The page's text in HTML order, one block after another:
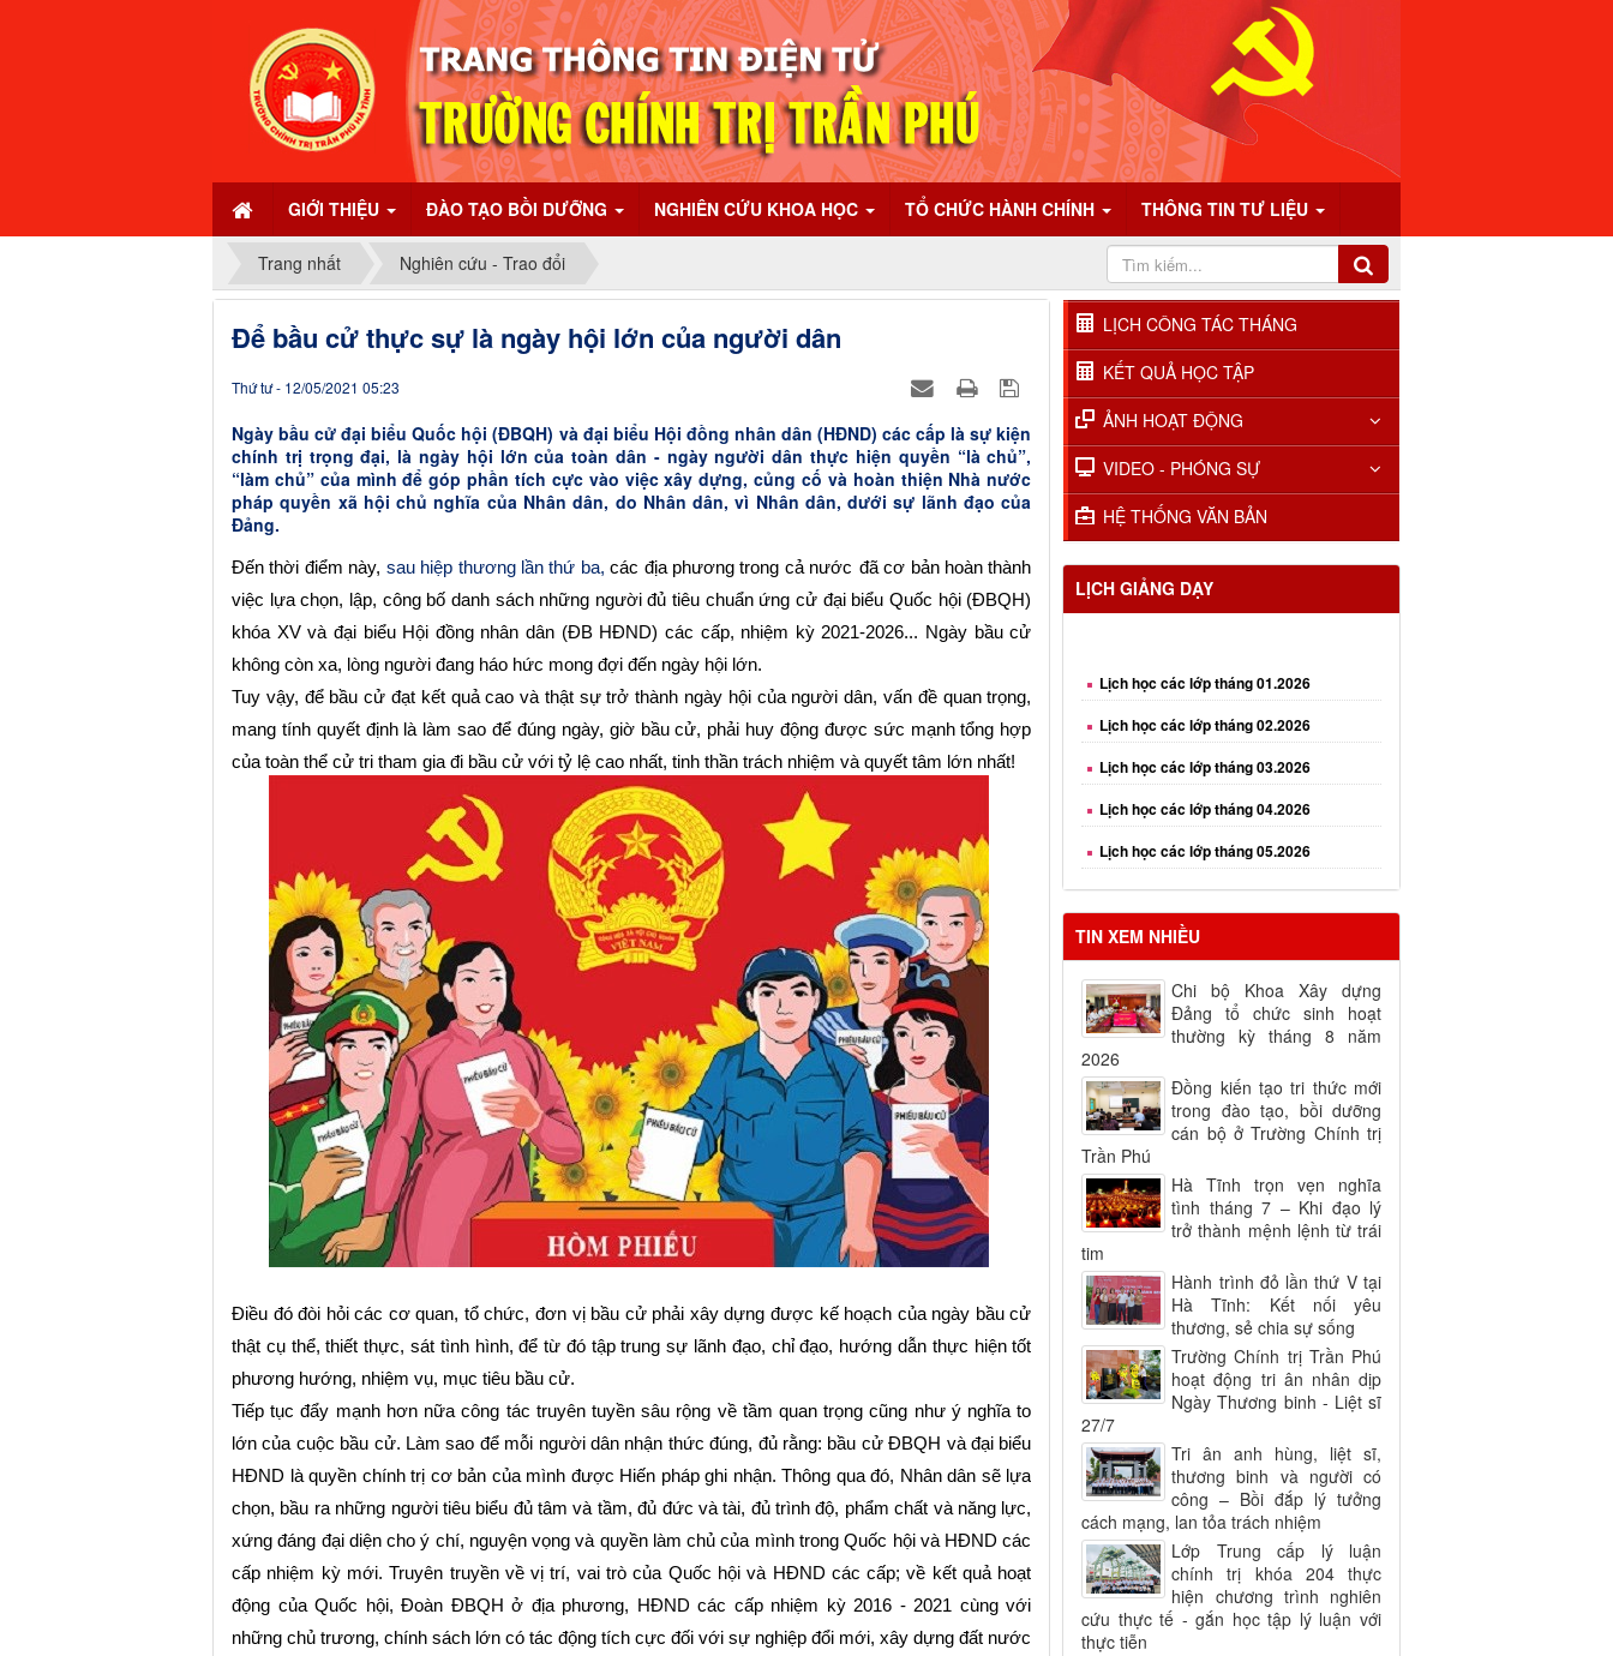
GIỚI THIỆU ĐÀO TẠO BỒI DƯỠNG NGHIÊN CỨU KHOA HỌC TỔ CHỨC HÀNH CHÍNH THÔNG TIN TƯ LIỆU
Trang nhất Nghiên cứu - Trao đổi
Để bầu cử thực sự là ngày hội lớn của người dân
Thứ tư - 12/05/2021 05:23
Ngày bầu cử đại biểu Quốc hội (ĐBQH) và đại biểu Hội đồng nhân dân (HĐND) các cấp là sự kiện
chính trị trọng đại, là ngày hội lớn của toàn dân - ngày người dân thực hiện quyền “là chủ”,
“làm chủ” của mình để góp phần tích cực vào việc xây dựng, củng cố và hoàn thiện Nhà nước
pháp quyền xã hội chủ nghĩa của Nhân dân, do Nhân dân, vì Nhân dân, dưới sự lãnh đạo của
Đảng.
Đến thời điểm này, sau hiệp thương lần thứ ba,các địa phương trong cả nước đã cơ bản hoàn thành
việc lựa chọn, lập, công bố danh sách những người đủ tiêu chuẩn ứng cử đại biểu Quốc hội (ĐBQH)
khóa XV và đại biểu Hội đồng nhân dân (ĐB HĐND) các cấp, nhiệm kỳ 2021-2026... Ngày bầu cử
không còn xa, lòng người đang háo hức mong đợi đến ngày hội lớn.
Tuy vậy, để bầu cử đạt kết quả cao và thật sự trở thành ngày hội của người dân, vấn đề quan trọng,
mang tính quyết định là làm sao để đúng ngày, giờ bầu cử, phải huy động được sức mạnh tổng hợp
của toàn thể cử tri tham gia đi bầu cử với tỷ lệ cao nhất, tinh thần trách nhiệm và quyết tâm lớn nhất!
Điều đó đòi hỏi các cơ quan, tổ chức, đơn vị bầu cử phải xây dựng được kế hoạch của ngày bầu cử
thật cụ thể, thiết thực, sát tình hình, để từ đó tập trung sự lãnh đạo, chỉ đạo, hướng dẫn thực hiện tốt
phương hướng, nhiệm vụ, mục tiêu bầu cử.
Tiếp tục đẩy mạnh hơn nữa công tác truyên tuyền sâu rộng về tầm quan trọng cũng như ý nghĩa to
lớn của cuộc bầu cử. Làm sao để mỗi người dân nhận thức đúng, đủ rằng: bầu cử ĐBQH và đại biểu
HĐND là quyền chính trị cơ bản của mình được Hiến pháp ghi nhận. Thông qua đó, Nhân dân sẽ lựa
chọn, bầu ra những người tiêu biểu đủ tâm và tầm, đủ đức và tài, đủ trình độ, phẩm chất và năng lực,
xứng đáng đại diện cho ý chí, nguyện vọng và quyền làm chủ của mình trong Quốc hội và HĐND các
cấp nhiệm kỳ mới. Truyên truyền về vị trí, vai trò của Quốc hội và HĐND các cấp; về kết quả hoạt
động của Quốc hội, Đoàn ĐBQH ở địa phương, HĐND các cấp nhiệm kỳ 2016 - 2021 cùng với
những chủ trương, chính sách lớn có tác động tích cực đối với sự nghiệp đổi mới, xây dựng đất nước
LỊCH CÔNG TÁC THÁNG
KẾT QUẢ HỌC TẬP
ẢNH HOẠT ĐỘNG
VIDEO - PHÓNG SỰ
HỆ THỐNG VĂN BẢN
LỊCH GIẢNG DẠY
Lịch học các lớp tháng 02.2026
Lịch học các lớp tháng 03.2026
Lịch học các lớp tháng 04.2026
Lịch học các lớp tháng 05.2026
Lịch học các lớp tháng 06.2026
TIN XEM NHIỀU
Chi bộ Khoa Xây dựng
Đảng tổ chức sinh hoạt
thường kỳ tháng 8 năm
2026
Đồng kiến tạo tri thức mới
trong đào tạo, bồi dưỡng
cán bộ ở Trường Chính trị
Trần Phú
Hà Tĩnh trọn vẹn nghĩa
tình tháng 7 – Khi đạo lý
trở thành mệnh lệnh từ trái
tim
Hành trình đỏ lần thứ V tại
Hà Tĩnh: Kết nối yêu
thương, sẻ chia sự sống
Trường Chính trị Trần Phú
hoạt động tri ân nhân dịp
Ngày Thương binh - Liệt sĩ
27/7
Tri ân anh hùng, liệt sĩ,
thương binh và người có
công – Bồi đắp lý tưởng
cách mạng, lan tỏa trách nhiệm
Lớp Trung cấp lý luận
chính trị khóa 204 thực
hiện chương trình nghiên
cứu thực tế - gắn học tập lý luận với
thực tiễn